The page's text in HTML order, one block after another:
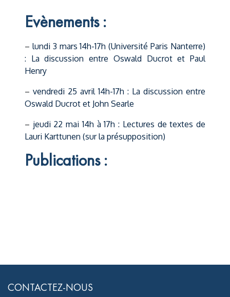
Evènements :
– lundi 3 mars 14h-17h (Université Paris Nanterre)
: La discussion entre Oswald Ducrot et Paul
Henry
– vendredi 25 avril 14h-17h : La discussion entre
Oswald Ducrot et John Searle
– jeudi 22 mai 14h à 17h : Lectures de textes de
Lauri Karttunen (sur la présupposition)
Publications :
CONTACTEZ-NOUS